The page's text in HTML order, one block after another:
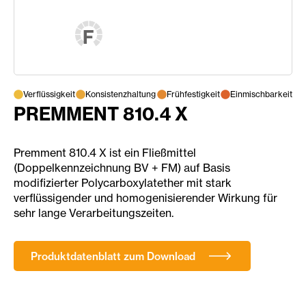
F
Verflüssigkeit Konsistenzhaltung Frühfestigkeit Einmischbarkeit
PREMMENT 810.4 X
Premment 810.4 X ist ein Fließmittel
(Doppelkennzeichnung BV + FM) auf Basis
modifizierter Polycarboxylatether mit stark
verflüssigender und homogenisierender Wirkung für
sehr lange Verarbeitungszeiten.
Produktdatenblatt zum Download